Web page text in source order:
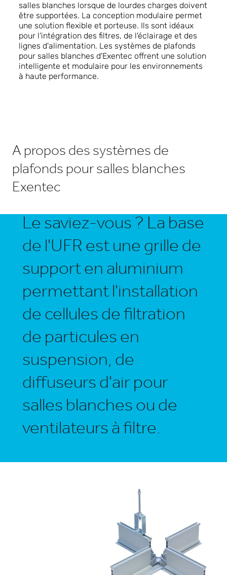
salles blanches lorsque de lourdes charges doivent
être supportées. La conception modulaire permet
une solution flexible et porteuse. Ils sont idéaux
pour l'intégration des filtres, de l'éclairage et des
lignes d'alimentation. Les systèmes de plafonds
pour salles blanches d'Exentec offrent une solution
intelligente et modulaire pour les environnements
à haute performance.
A propos des systèmes de
plafonds pour salles blanches
Exentec
Le saviez-vous ? La base
de l'UFR est une grille de
support en aluminium
permettant l'installation
de cellules de filtration
de particules en
suspension, de
diffuseurs d'air pour
salles blanches ou de
ventilateurs à filtre.